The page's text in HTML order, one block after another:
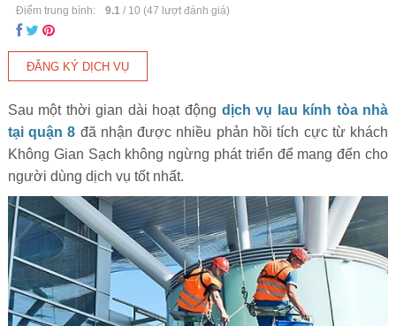
Điểm trung bình:
9.1/ 10 (47 lượt đánh giá)
Sau một thời gian dài hoạt động dịch vụ lau kính tòa nhà
tại quận 8 đã nhận được nhiều phản hồi tích cực từ khách
Không Gian Sạch không ngừng phát triển để mang đến cho
người dùng dịch vụ tốt nhất.